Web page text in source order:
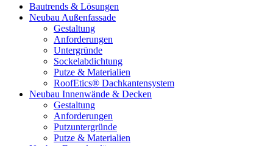
Bautrends & Lösungen
Neubau Außenfassade
Gestaltung
Anforderungen
Untergründe
Sockelabdichtung
Putze & Materialien
RoofEtics® Dachkantensystem
Neubau Innenwände & Decken
Gestaltung
Anforderungen
Putzuntergründe
Putze & Materialien